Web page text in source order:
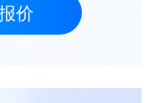
价